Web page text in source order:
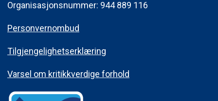
Organisasjonsnummer: 944 889 116
Personvernombud
Tilgjengelighetserklæring
Varsel om kritikkverdige forhold